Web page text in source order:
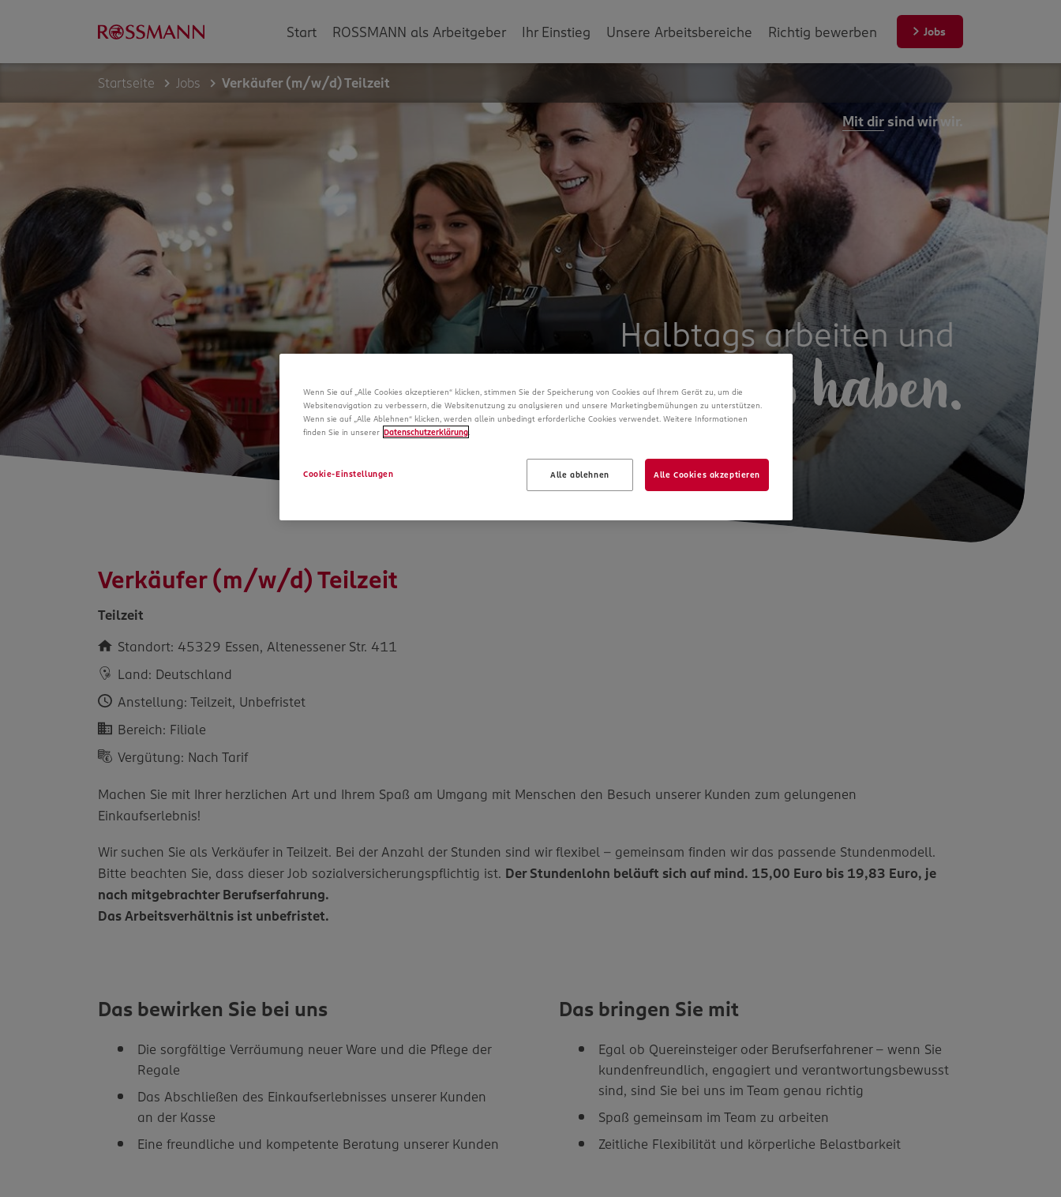
Start ROSSMANN als Arbeitgeber Ihr Einstieg Unsere Arbeitsbereiche Richtig bewerben Jobs
Startseite Jobs Verkäufer (m/w/d) Teilzeit
Mit dirsind wir wir.
Halbtags arbeiten und
Vollzeit Spaß haben.
Verkäufer (m/w/d) Teilzeit
Teilzeit
Standort: 45329 Essen, Altenessener Str. 411
Land: Deutschland
Anstellung: Teilzeit, Unbefristet
Bereich: Filiale
Vergütung: Nach Tarif
Machen Sie mit Ihrer herzlichen Art und Ihrem Spaß am Umgang mit Menschen den Besuch unserer Kunden zum gelungenen
Einkaufserlebnis!
Wir suchen Sie als Verkäufer in Teilzeit. Bei der Anzahl der Stunden sind wir flexibel – gemeinsam finden wir das passende Stundenmodell.
Bitte beachten Sie, dass dieser Job sozialversicherungspflichtig ist. Der Stundenlohn beläuft sich auf mind. 15,00 Euro bis 19,83 Euro, je
nach mitgebrachter Berufserfahrung.
Das Arbeitsverhältnis ist unbefristet.
Das bewirken Sie bei uns
Die sorgfältige Verräumung neuer Ware und die Pflege der
Regale
Das Abschließen des Einkaufserlebnisses unserer Kunden
an der Kasse
Eine freundliche und kompetente Beratung unserer Kunden
Das bringen Sie mit
Egal ob Quereinsteiger oder Berufserfahrener – wenn Sie
kundenfreundlich, engagiert und verantwortungsbewusst
sind, sind Sie bei uns im Team genau richtig
Spaß gemeinsam im Team zu arbeiten
Zeitliche Flexibilität und körperliche Belastbarkeit
Wenn Sie auf „Alle Cookies akzeptieren“ klicken, stimmen Sie der Speicherung von Cookies auf Ihrem Gerät zu, um die
Websitenavigation zu verbessern, die Websitenutzung zu analysieren und unsere Marketingbemühungen zu unterstützen.
Wenn sie auf „Alle Ablehnen“ klicken, werden allein unbedingt erforderliche Cookies verwendet. Weitere Informationen
finden Sie in unserer Datenschutzerklärung.
Alle ablehnen Alle Cookies akzeptieren
Cookie-Einstellungen